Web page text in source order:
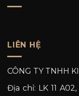
LIÊN HỆ
CÔNG TY TNHH
Địa chỉ: LK 11